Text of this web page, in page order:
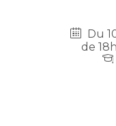
Du
de